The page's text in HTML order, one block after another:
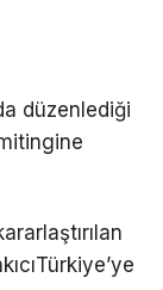
düzenlediği